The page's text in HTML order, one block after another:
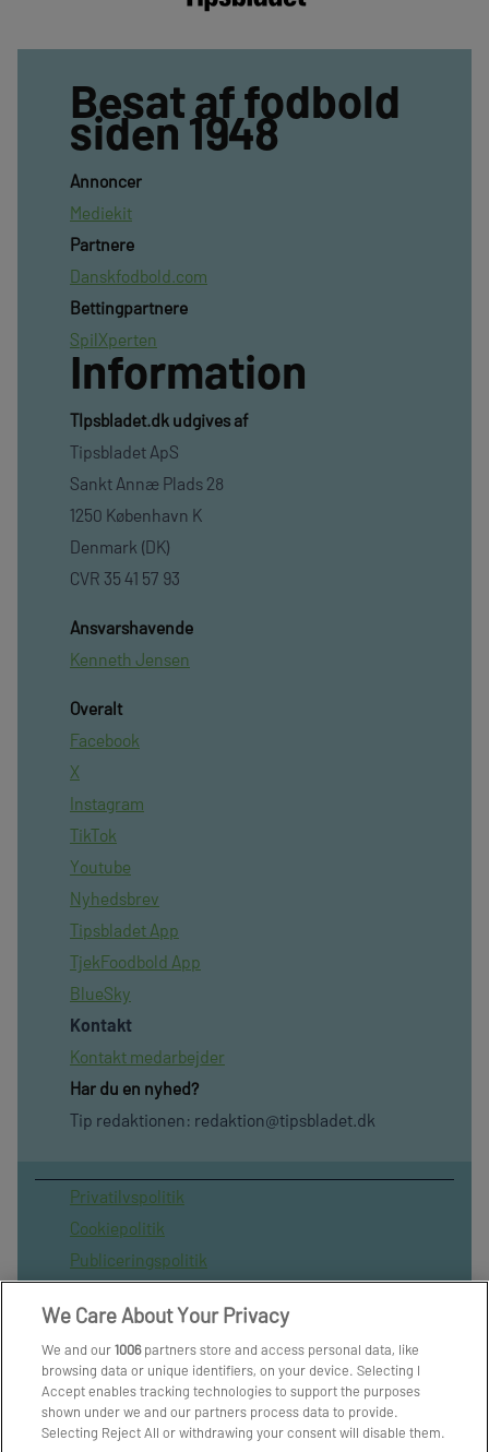
Besat af fodbold
siden 1948
Annoncer
Mediekit
Partnere
Danskfodbold.com
Bettingpartnere
SpilXperten
Information
TIpsbladet.dk udgives af
Tipsbladet ApS
Sankt Annæ Plads 28
1250 København K
Denmark (DK)
CVR 35 41 57 93
Ansvarshavende
Kenneth Jensen
Overalt
Facebook
X
Instagram
TikTok
Youtube
Nyhedsbrev
Tipsbladet App
TjekFoodbold App
BlueSky
Kontakt
Kontakt medarbejder
Har du en nyhed?
Tip redaktionen: redaktion@tipsbladet.dk
Privatilvspolitik
Cookiepolitik
Publiceringspolitik
Spil ansvarligt
Administrer samtykke
Arkiv
Om os
We Care About Your Privacy
We and our1006partners store and access personal data, like
browsing data or unique identifiers, on your device. Selecting I
Accept enables tracking technologies to support the purposes
shown under we and our partners process data to provide.
Selecting Reject All or withdrawing your consent will disable them.